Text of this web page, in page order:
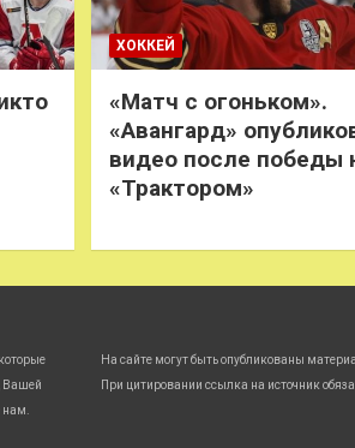
ХОККЕЙ
«Матч с огоньком».
«Авангард»
видео после победы
«Трактором»
Вашей
На сайте могут быть опубликованы
При цитировании ссылка на источник